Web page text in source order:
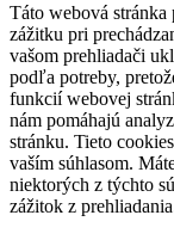
Táto webová stránka
zážitku pri
vašom prehliadači
podľa potreby,
funkcií webovej
nám pomáhajú
stránku. Tieto
vaším súhlasom.
niektorých z týchto
zážitok z